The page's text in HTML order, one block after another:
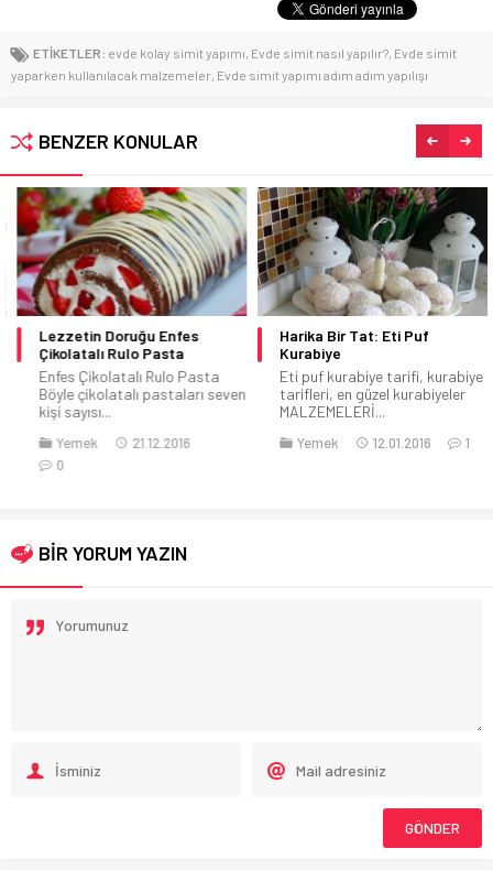
ETİKETLER: evde kolay simit yapımı Evde simit nasıl yapılır? Evde simit
yaparken kullanılacak malzemeler Evde simit yapımı adım adım yapılışı
BENZER KONULAR
Lezzetin Doruğu Enfes
Çikolatalı Rulo Pasta
Enfes Çikolatalı Rulo Pasta
Böyle çikolatalı pastaları seven
kişi sayısı...
Yemek
21.12.2016
0
Harika Bir Tat: Eti Puf
Kurabiye
Eti puf kurabiye tarifi, kurabiye
tarifleri, en güzel kurabiyeler
MALZEMELERİ...
Yemek 12.01.2016 1
BİR YORUM YAZIN